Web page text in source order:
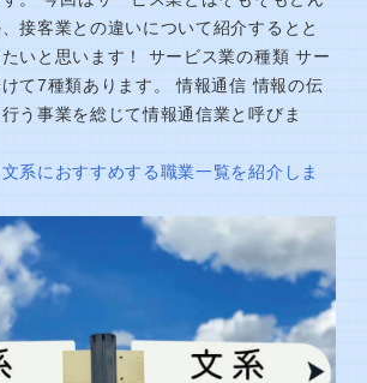
接客業との違いについて紹介するとと
いと思います！ サービス業の種類 サー
て7種類あります。 情報通信 情報の伝
う事業を総じて情報通信業と呼びま
系におすすめする職業一覧を紹介しま